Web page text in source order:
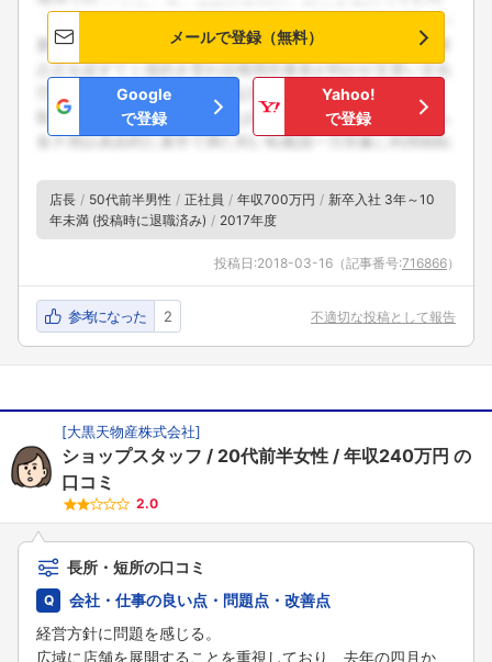
メールで登録（無料）
Google
で登録
Yahoo!
で登録
店長 50代前半男性 正社員 年収700万円
新卒入社 3年～10
年未満 (投稿時に退職済み)
2017年度
投稿日:2018-03-16 （記事番号:716866）
参考になった 2 不適切な投稿として報告
[大黒天物産株式会社]
ショップスタッフ 20代前半女性 年収240万円 の
口コミ
2.0
長所・短所の口コミ
会社・仕事の良い点・問題点・改善点
経営方針に問題を感じる。
広域に店舗を展開することを重視しており、去年の四月か